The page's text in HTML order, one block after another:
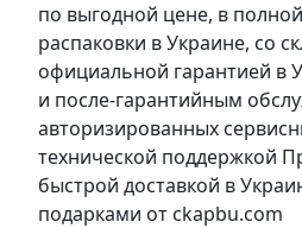
по выгодной цене, в
распаковки в Украине, со
официальной гарантией в
и после-гарантийным
авторизированных
технической поддержкой
быстрой доставкой в
подарками от ckapbu.com